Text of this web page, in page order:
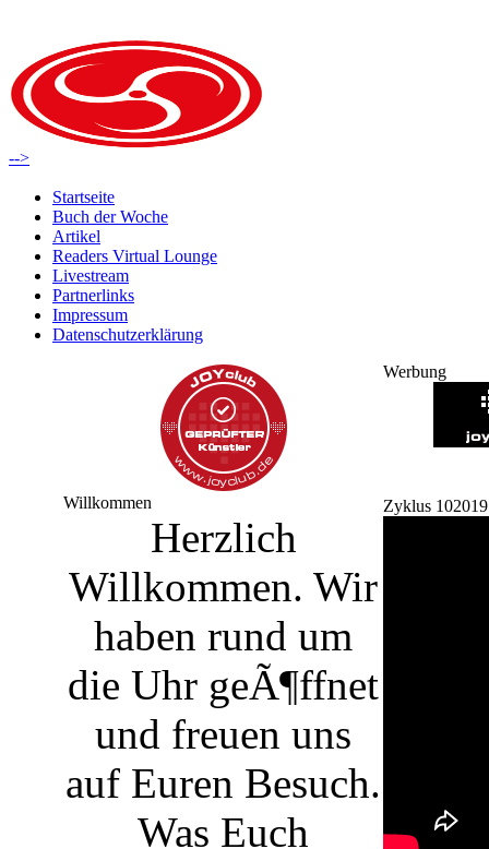
-->
Startseite
Buch der Woche
Artikel
Readers Virtual Lounge
Livestream
Partnerlinks
Impressum
Datenschutzerklärung
Willkommen
Herzlich
Willkommen. Wir
haben rund um
die Uhr geÃ¶ffnet
und freuen uns
auf Euren Besuch.
Was Euch
Werbung
Zyklus